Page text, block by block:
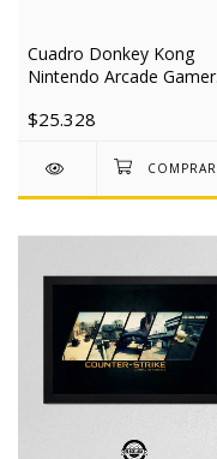
Cuadro Donkey Kong
Nintendo Arcade Gamer
$25.328